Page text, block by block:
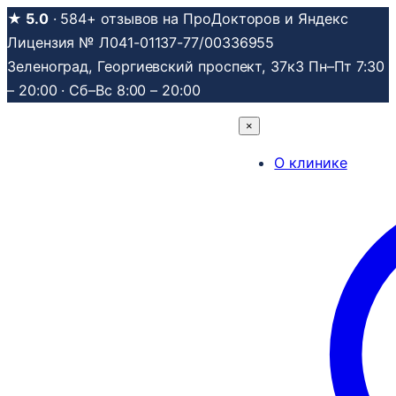
Перейти
к
содержимому
★ 5.0· 584+ отзывов на ПроДокторов и Яндекс
Лицензия № Л041-01137-77/00336955
Зеленоград, Георгиевский проспект, 37к3 Пн–Пт 7:30
– 20:00 · Сб–Вс 8:00 – 20:00
×
О клинике